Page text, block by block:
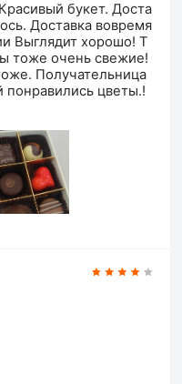
букет. Доста
Доставка вовремя
Выглядит хорошо! Т
тоже очень свежие!
Получательница
понравились цветы.!